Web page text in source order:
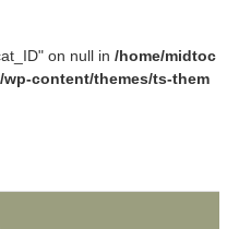
on null in /home/midtoc
content/themes/ts-them